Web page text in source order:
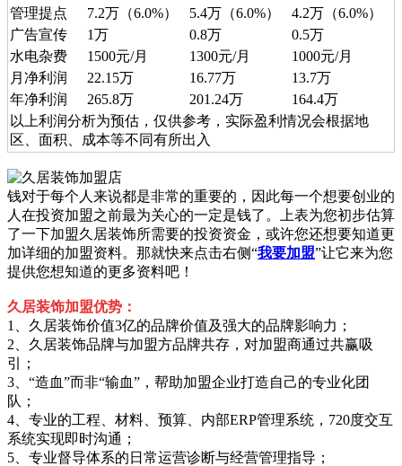
管理提点
7.2万（6.0%） 5.4万（6.0%）
4.2万（6.0%）
广告宣传
1万 0.8万
0.5万
水电杂费
1500元/月 1300元/月
1000元/月
月净利润
22.15万 16.77万
13.7万
年净利润
265.8万 201.24万
164.4万
以上利润分析为预估，仅供参考，实际盈利情况会根据地
区、面积、成本等不同有所出入
钱对于每个人来说都是非常的重要的，因此每一个想要创业的
人在投资加盟之前最为关心的一定是钱了。上表为您初步估算
了一下加盟久居装饰所需要的投资资金，或许您还想要知道更
加详细的加盟资料。那就快来点击右侧“我要加盟”让它来为您
提供您想知道的更多资料吧！
久居装饰加盟优势：
1、久居装饰价值3亿的品牌价值及强大的品牌影响力；
2、久居装饰品牌与加盟方品牌共存，对加盟商通过共赢吸
引；
3、“造血”而非“输血”，帮助加盟企业打造自己的专业化团
队；
4、专业的工程、材料、预算、内部ERP管理系统，720度交互
系统实现即时沟通；
5、专业督导体系的日常运营诊断与经营管理指导；